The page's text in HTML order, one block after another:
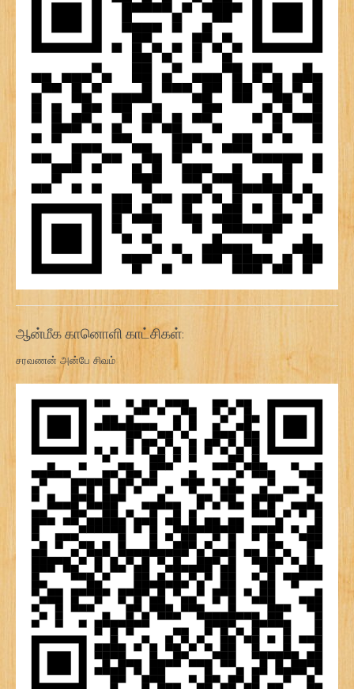
ஆன்மீக கானொளி காட்சிகள்:
சரவணன் அன்பே சிவம்